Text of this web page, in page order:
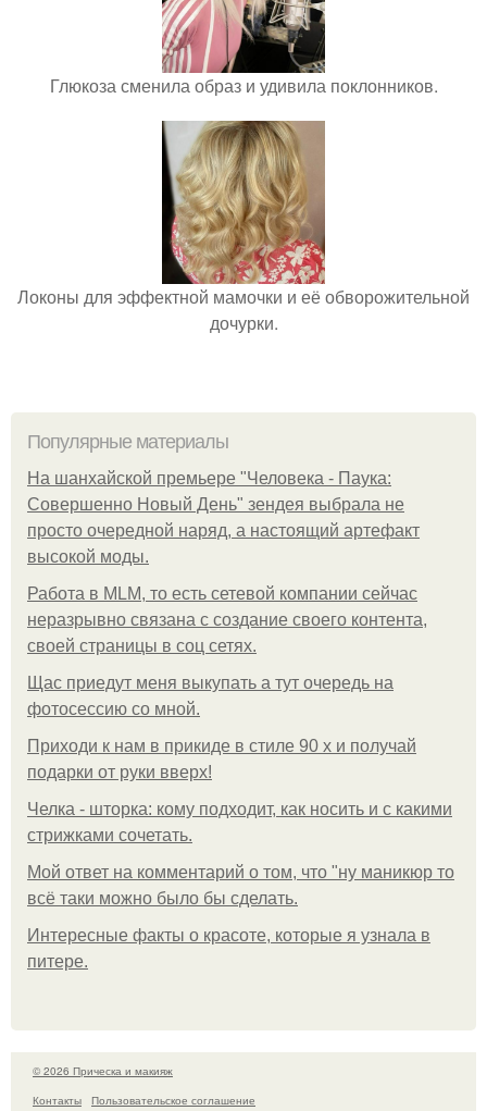
Глюкоза сменила образ и удивила поклонников.
Локоны для эффектной мамочки и её обворожительной
дочурки.
Популярные материалы
На шанхайской премьере "Человека - Паука:
Совершенно Новый День" зендея выбрала не
просто очередной наряд, а настоящий артефакт
высокой моды.
Работа в MLM, то есть сетевой компании сейчас
неразрывно связана с создание своего контента,
своей страницы в соц сетях.
Щас приедут меня выкупать а тут очередь на
фотосессию со мной.
Приходи к нам в прикиде в стиле 90 х и получай
подарки от руки вверх!
Челка - шторка: кому подходит, как носить и с какими
стрижками сочетать.
Мой ответ на комментарий о том, что "ну маникюр то
всё таки можно было бы сделать.
Интересные факты о красоте, которые я узнала в
питере.
© 2026 Прическа и макияж
Контакты
Пользовательское соглашение